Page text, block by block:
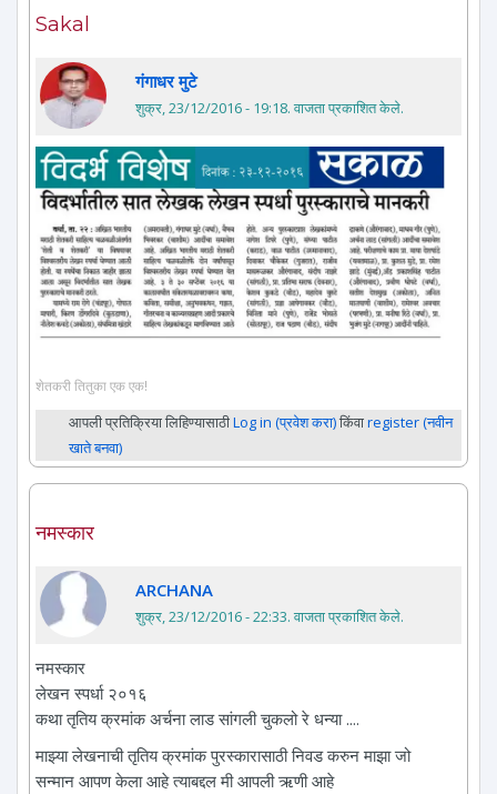
Sakal
गंगाधर मुटे
शुक्र, 23/12/2016 - 19:18. वाजता प्रकाशित केले.
शेतकरी तितुका एक एक!
आपली प्रतिक्रिया लिहिण्यासाठीLog in (प्रवेश करा)किंवाregister (नवीन
खाते बनवा)
नमस्कार
ARCHANA
शुक्र, 23/12/2016 - 22:33. वाजता प्रकाशित केले.
नमस्कार
लेखन स्पर्धा २०१६
कथा तृतिय क्रमांक अर्चना लाड सांगली चुकलो रे धन्या ....
माझ्या लेखनाची तृतिय क्रमांक पुरस्कारासाठी निवड करुन माझा जो
सन्मान आपण केला आहे त्याबद्दल मी आपली ऋणी आहे